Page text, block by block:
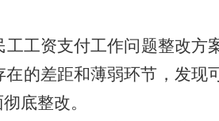
工资支付工作问题整改方
的差距和薄弱环节，发现
底整改。